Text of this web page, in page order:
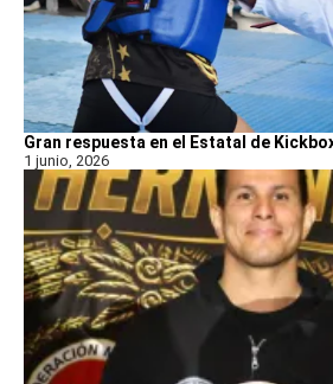
Gran respuesta en el Estatal de
1 junio, 2026